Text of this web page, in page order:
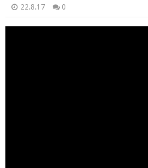
22.8.17 0